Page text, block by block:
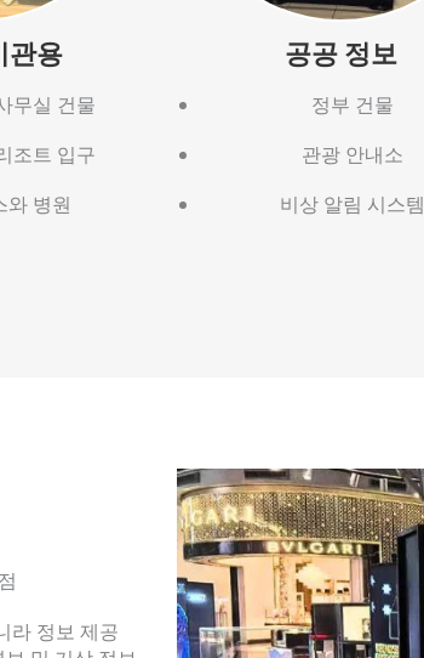
관용
무실 건물
조트 입구
와 병원
공공 정보
정부 건물
관광 안내소
비상 알림 시스템
라 정보 제공